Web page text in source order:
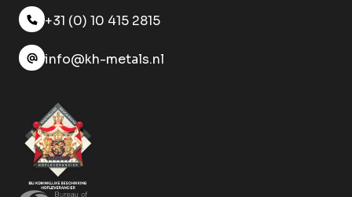
+31 (0) 10 415 2815
info@kh-metals.nl